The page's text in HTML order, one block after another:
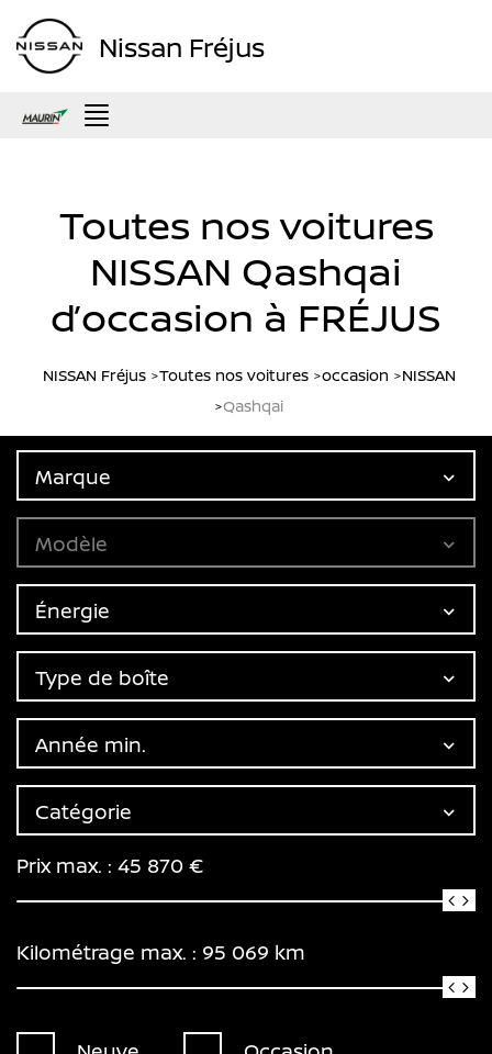
Nissan Fréjus
Menu
Toutes nos voitures
NISSAN Qashqai
d’occasion à FRÉJUS
NISSAN Fréjus Toutes nos voitures occasion
NISSAN
Qashqai
Marque
Modèle
Énergie
Type de boîte
Année min.
Catégorie
Prix max. : 45 870 €
Kilométrage max. : 95 069 km